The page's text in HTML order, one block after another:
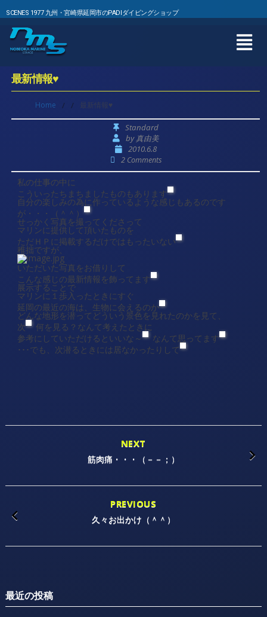
SCENES 1977 九州・宮崎県延岡市のPADIダイビングショップ
最新情報♥
Home / / 最新情報♥
Standard
by真由美
2010.6.8
2 Comments
私の仕事の中に
こういったちまちましたものもあります
自分の楽しみの為に作っているような感じもあるのです
が・・・（＾＾）
せっかく写真を撮ってくださって
マリンに提供して頂いたものを
ただＨＰに掲載するだけではもったいない
稚拙ですが、
いただいた写真をお借りして
こんな感じの最新情報を飾ってます
展示することで
マリンに１歩入ったときにすぐ
延岡の最近の海は、生物に会えるのか
どんな地形を潜ってどういう景色を見れたのかを見て、
次
何を見る？なんて考えたときに
参考にしていただけるといいな～
なんて思ってます
･･･でも、次潜るときには居なかったりして
NEXT
筋肉痛・・・（－－；）
PREVIOUS
久々お出かけ（＾＾）
最近の投稿